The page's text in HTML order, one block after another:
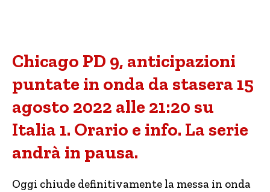
Chicago PD 9, anticipazioni
puntate in onda da stasera 15
agosto 2022 alle 21:20 su
Italia 1. Orario e info. La serie
andrà in pausa.
Oggi chiude definitivamente la messa in onda